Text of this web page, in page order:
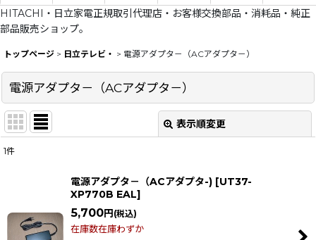
HITACHI・日立家電正規取引代理店・お客様交換部品・消耗品・純正
部品販売ショップ。
トップページ > 日立テレビ・ > 電源アダプタ－（ACアダプタ－）
電源アダプタ－（ACアダプタ－）
表示順変更
並び順:
1件
電源アダプタ－（ACアダプタ-) [UT37-
XP770B EAL]
5,700円 (税込)
在庫数在庫わずか